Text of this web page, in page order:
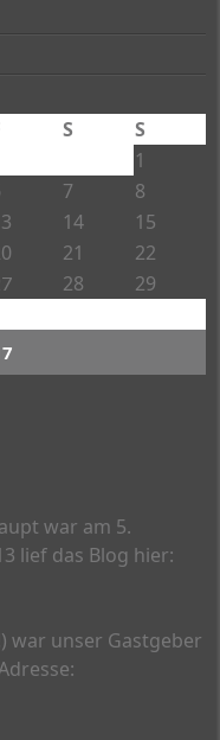
S
S
1
7 8
14
15
21
22
28
29
war am 5.
lief das Blog hier:
war unser Gastgeber